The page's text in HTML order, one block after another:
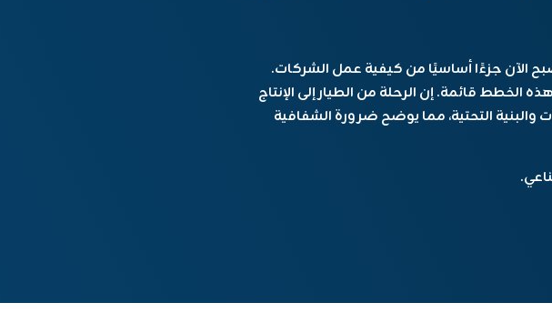
الآن جزءًا أساسيًا من كيفية عمل الشركات.
الخطط قائمة. إن الرحلة من الطيار إلى الإنتاج
التحتية، مما يوضح ضرورة الشفافية